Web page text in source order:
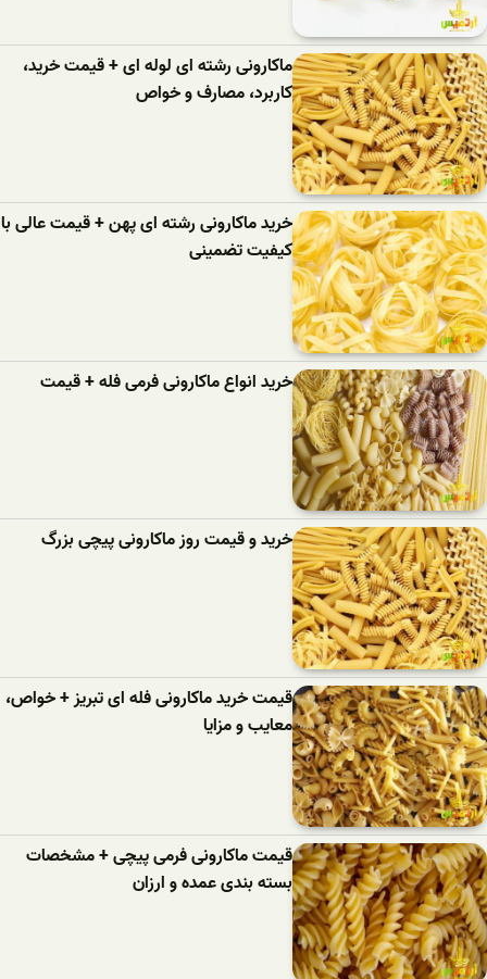
ماکارونی رشته ای لوله ای + قیمت خرید،
کاربرد، مصارف و خواص
خرید ماکارونی رشته ای پهن + قیمت عالی با
کیفیت تضمینی
خرید انواع ماکارونی فرمی فله + قیمت
خرید و قیمت روز ماکارونی پیچی بزرگ
قیمت خرید ماکارونی فله ای تبریز + خواص،
معایب و مزایا
قیمت ماکارونی فرمی پیچی + مشخصات
بسته بندی عمده و ارزان